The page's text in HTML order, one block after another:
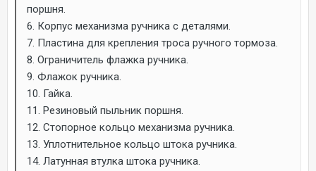
поршня.
6. Корпус механизма ручника с деталями.
7. Пластина для крепления троса ручного тормоза.
8. Ограничитель флажка ручника.
9. Флажок ручника.
10. Гайка.
11. Резиновый пыльник поршня.
12. Стопорное кольцо механизма ручника.
13. Уплотнительное кольцо штока ручника.
14. Латунная втулка штока ручника.